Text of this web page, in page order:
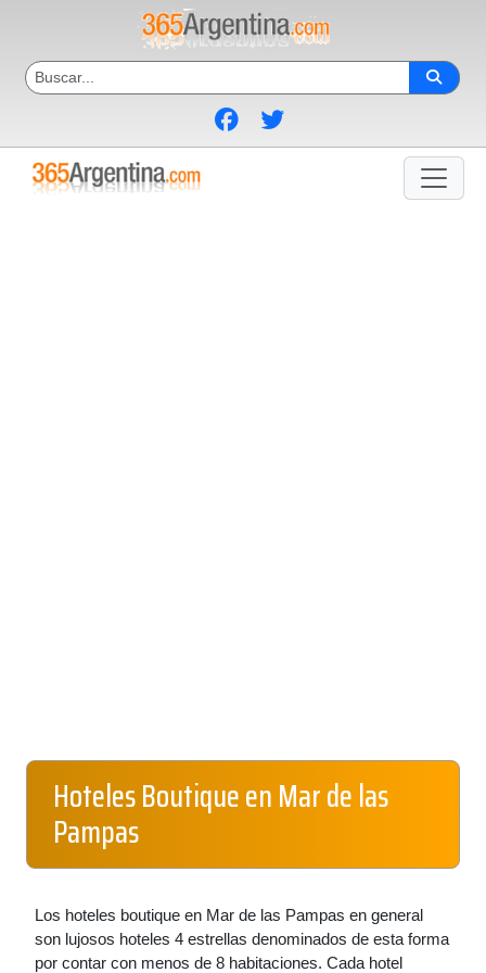
Hoteles Boutique en Mar de las
Pampas
Los hoteles boutique en Mar de las Pampas en general
son lujosos hoteles 4 estrellas denominados de esta forma
por contar con menos de 8 habitaciones. Cada hotel